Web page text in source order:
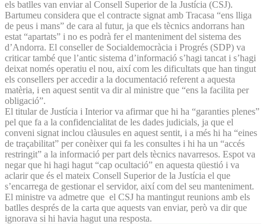
els batlles van enviar al Consell Superior de la Justícia (CSJ).
Bartumeu considera que el contracte signat amb Tracasa “ens lliga
de peus i mans” de cara al futur, ja que els tècnics andorrans han
estat “apartats” i no es podrà fer el manteniment del sistema des
d’Andorra. El conseller de Socialdemocràcia i Progrés (SDP) va
criticar també que l’antic sistema d’informació s’hagi tancat i s’hagi
deixat només operatiu el nou, així com les dificultats que han tingut
els consellers per accedir a la documentació referent a aquesta
matèria, i en aquest sentit va dir al ministre que “ens la facilita per
obligació”.
El titular de Justícia i Interior va afirmar que hi ha “garanties plenes”
pel que fa a la confidencialitat de les dades judicials, ja que el
conveni signat inclou clàusules en aquest sentit, i a més hi ha “eines
de traçabilitat” per conèixer qui fa les consultes i hi ha un “accés
restringit” a la informació per part dels tècnics navarresos. Espot va
negar que hi hagi hagut “cap ocultació” en aquesta qüestió i va
aclarir que és el mateix Consell Superior de la Justícia el que
s’encarrega de gestionar el servidor, així com del seu manteniment.
El ministre va admetre que el CSJ ha mantingut reunions amb els
batlles després de la carta que aquests van enviar, però va dir que
ignorava si hi havia hagut una resposta.